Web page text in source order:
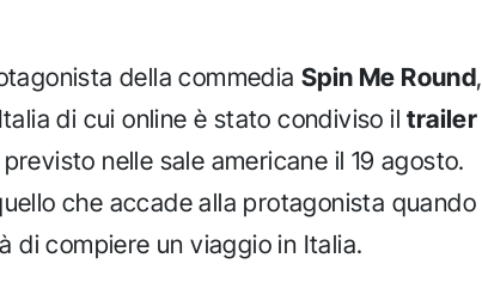
della commediaSpin Me Round,
di cui online è stato condiviso iltrailer
nelle sale americane il 19 agosto.
che accade alla protagonista quando
di compiere un viaggio in Italia.